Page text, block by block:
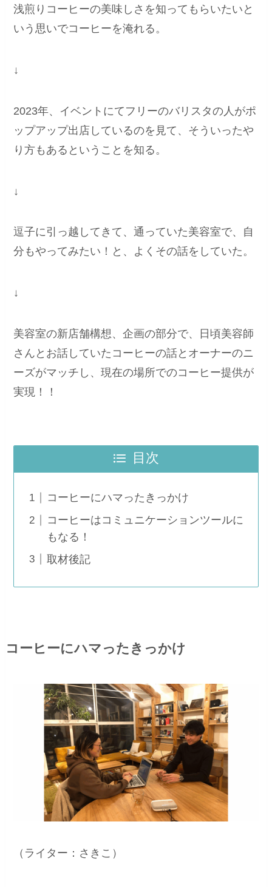
浅煎りコーヒーの美味しさを知ってもらいたいと
いう思いでコーヒーを淹れる。
↓
2023年、イベントにてフリーのバリスタの人がポ
ップアップ出店しているのを見て、そういったや
り方もあるということを知る。
↓
逗子に引っ越してきて、通っていた美容室で、自
分もやってみたい！と、よくその話をしていた。
↓
美容室の新店舗構想、企画の部分で、日頃美容師
さんとお話していたコーヒーの話とオーナーのニ
ーズがマッチし、現在の場所でのコーヒー提供が
実現！！
目次
コーヒーにハマったきっかけ
コーヒーはコミュニケーションツールに
もなる！
取材後記
コーヒーにハマったきっかけ
（ライター：さきこ）